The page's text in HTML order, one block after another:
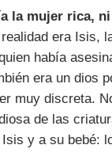
la mujer rica,
era Isis,
había
era un dios
muy discreta.
de las
y a su bebé: